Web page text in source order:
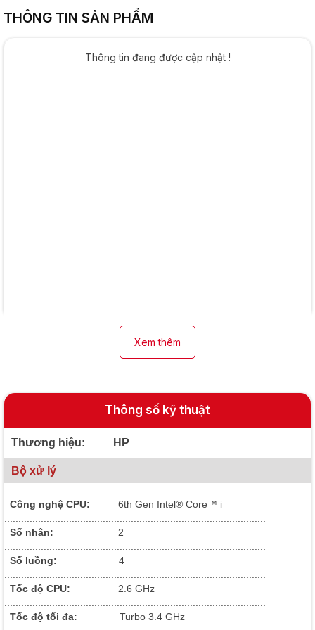
THÔNG TIN SẢN PHẨM
Thông tin đang được cập nhật !
Xem thêm
Thông số kỹ thuật
Thương hiệu: HP
Bộ xử lý
Công nghệ CPU:
6th Gen Intel® Core™ i
Số nhân:
2
Số luồng: 4
Tốc độ CPU: 2.6 GHz
Tốc độ tối đa: Turbo 3.4 GHz